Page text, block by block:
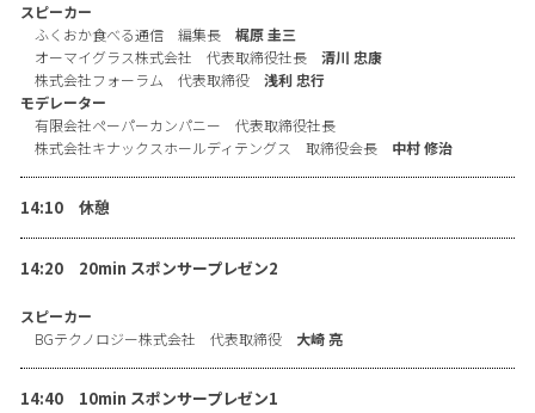
スピーカー
ふくおか食べる通信 編集長 梶原 圭三
オーマイグラス株式会社 代表取締役社長 清川 忠康
株式会社フォーラム 代表取締役 浅利 忠行
モデレーター
有限会社ペーパーカンパニー 代表取締役社長
株式会社キナックスホールディテングス 取締役会長 中村 修治
14:10 休憩
14:20 20min スポンサープレゼン2
スピーカー
BGテクノロジー株式会社 代表取締役 大崎 亮
14:40 10min スポンサープレゼン1